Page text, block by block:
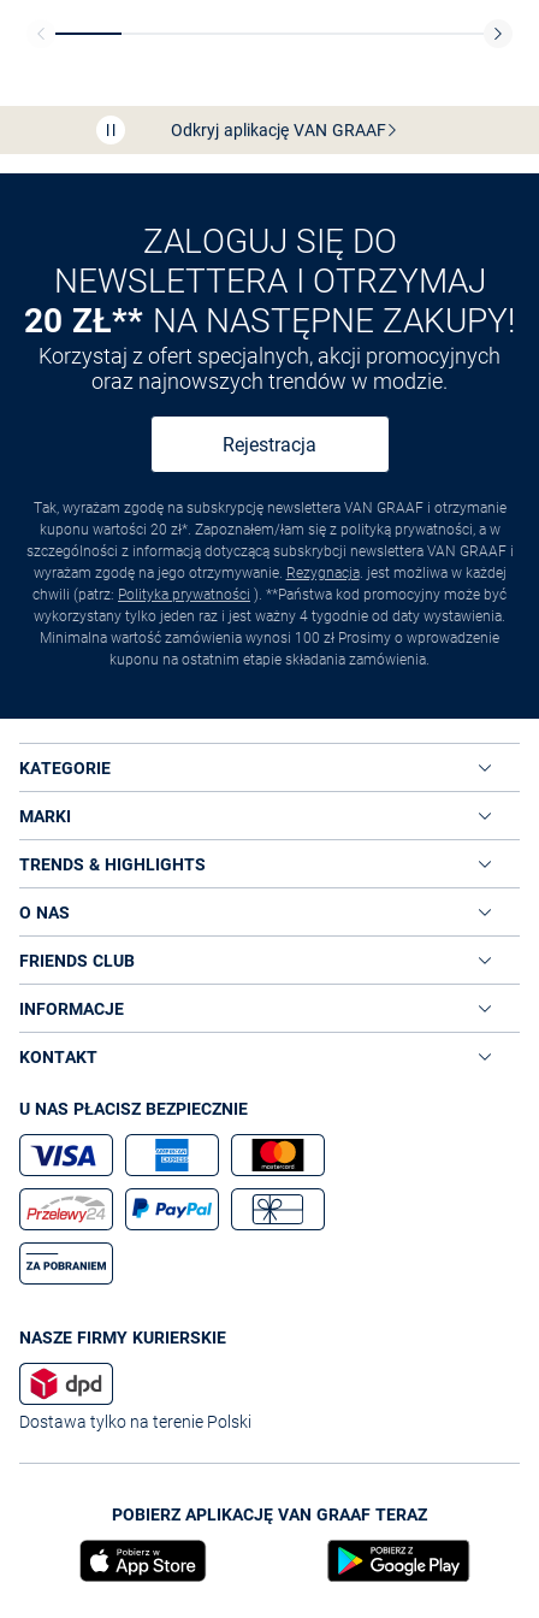
Przedłużenie czasu zwrotu towaru: 60 dni
Odkryj aplikację VANGRAAF
ZALOGUJ SIĘ DO
NEWSLETTERA I OTRZYMAJ
20 ZŁ** NA NASTĘPNE ZAKUPY!
Korzystaj z ofert specjalnych, akcji promocyjnych
oraz najnowszych trendów w modzie.
Rejestracja
Tak, wyrażam zgodę na subskrypcję newslettera VAN GRAAF i otrzymanie
kuponu wartości 20 zł*. Zapoznałem/łam się z polityką prywatności, a w
szczególności z informacją dotyczącą subskrybcji newslettera VAN GRAAF i
wyrażam zgodę na jego otrzymywanie. Rezygnacja. jest możliwa w każdej
chwili (patrz: Polityka prywatności ). **Państwa kod promocyjny może być
wykorzystany tylko jeden raz i jest ważny 4 tygodnie od daty wystawienia.
Minimalna wartość zamówienia wynosi 100 zł Prosimy o wprowadzenie
kuponu na ostatnim etapie składania zamówienia.
KATEGORIE
MARKI
TRENDS & HIGHLIGHTS
O NAS
FRIENDS CLUB
INFORMACJE
KONTAKT
U NAS PŁACISZ BEZPIECZNIE
NASZE FIRMY KURIERSKIE
Dostawa tylko na terenie Polski
POBIERZ APLIKACJĘ VAN GRAAF TERAZ